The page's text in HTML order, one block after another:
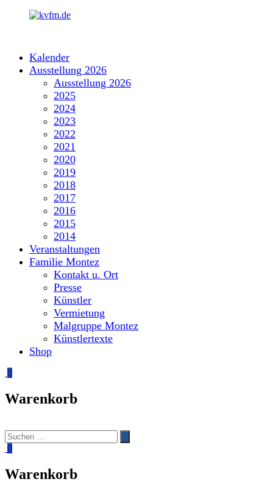
Kalender
Ausstellung 2026
Ausstellung 2026
2025
2024
2023
2022
2021
2020
2019
2018
2017
2016
2015
2014
Veranstaltungen
Familie Montez
Kontakt u. Ort
Presse
Künstler
Vermietung
Malgruppe Montez
Künstlertexte
Shop
0
Warenkorb
Suchen
nach:
0
Warenkorb